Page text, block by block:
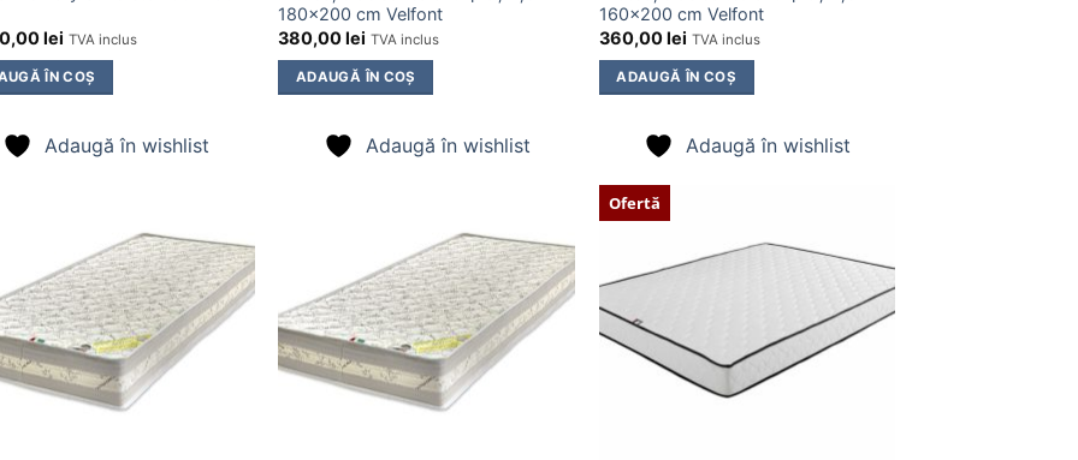
lei TVA inclus
ÎN COȘ
Adaugă în wishlist
180×200 cm Velfont
380,00lei TVA inclus
ADAUGĂ ÎN COȘ
Adaugă în wishlist
160×200 cm Velfont
360,00lei TVA inclus
ADAUGĂ ÎN COȘ
Adaugă în wishlist
Adaugă
în
wishlist
Adaugă
în
wishlist
Ofertă
Adaugă
în
wishlist